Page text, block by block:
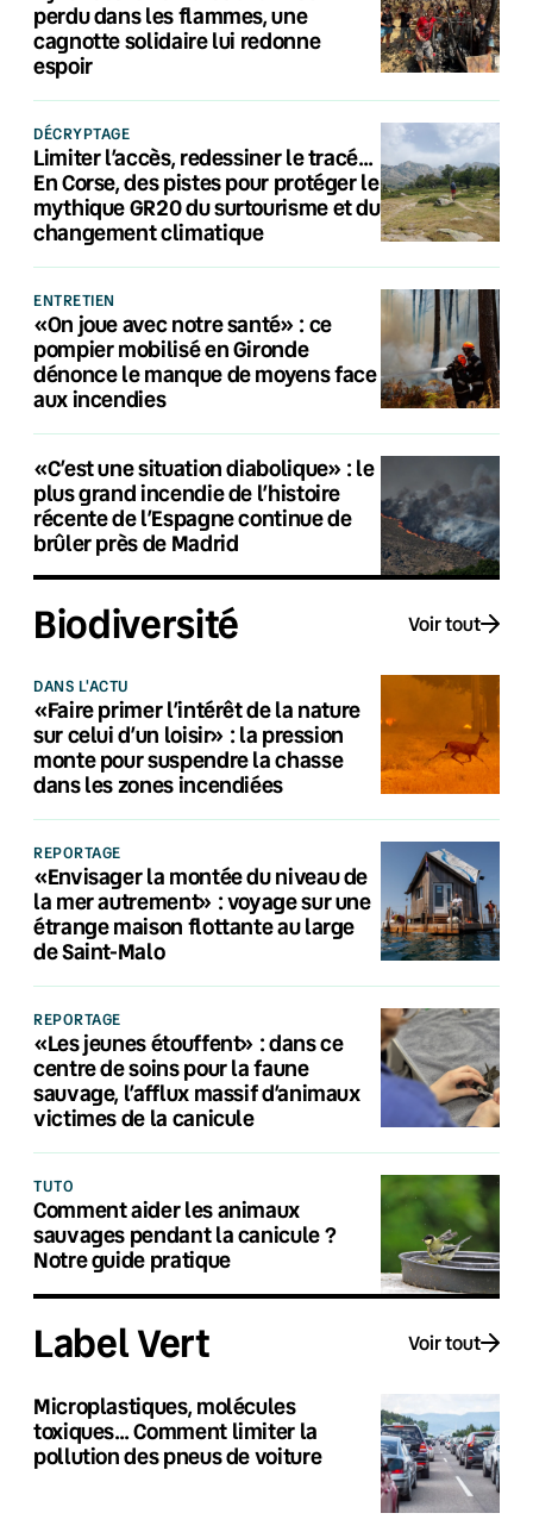
perdu dans les flammes, une
cagnotte solidaire lui redonne
espoir
DÉCRYPTAGE
Limiter l’accès, redessiner le tracé…
En Corse, des pistes pour protéger le
mythique GR20 du surtourisme et du
changement climatique
ENTRETIEN
«On joue avec notre santé» : ce
pompier mobilisé en Gironde
dénonce le manque de moyens face
aux incendies
«C’est une situation diabolique» : le
plus grand incendie de l’histoire
récente de l’Espagne continue de
brûler près de Madrid
Biodiversité Voir tout
DANS L'ACTU
«Faire primer l’intérêt de la nature
sur celui d’un loisir» : la pression
monte pour suspendre la chasse
dans les zones incendiées
REPORTAGE
«Envisager la montée du niveau de
la mer autrement» : voyage sur une
étrange maison flottante au large
de Saint-Malo
REPORTAGE
«Les jeunes étouffent» : dans ce
centre de soins pour la faune
sauvage, l’afflux massif d’animaux
victimes de la canicule
TUTO
Comment aider les animaux
sauvages pendant la canicule ?
Notre guide pratique
Label Vert Voir tout
Microplastiques, molécules
toxiques… Comment limiter la
pollution des pneus de voiture